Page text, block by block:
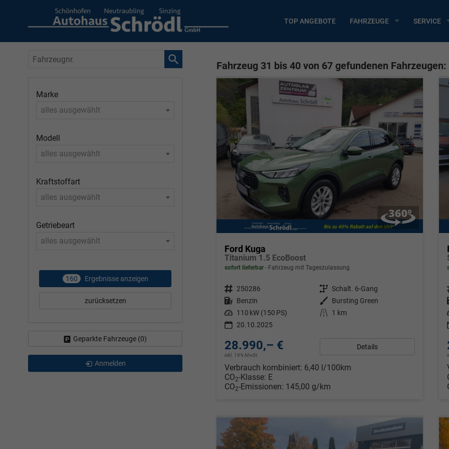
TOP ANGEBOTE FAHRZEUGE SERVICE
Fahrzeug 31 bis 40 von 67 gefundenen Fahrzeugen:
Ford Kuga
Titanium 1.5 EcoBoost
sofort lieferbar Fahrzeug mit Tageszulassung
Fahrzeugnr. 250286 Getriebe Schalt. 6-Gang
Kraftstoff Benzin Außenfarbe
Bursting Green
Leistung 110 kW (150 PS) Kilometerstand
1 km
20.10.2025
28.990,– €
inkl. 19% MwSt.
Details
Verbrauch kombiniert: 6,40 l/100km
CO2-Klasse: E
CO2-Emissionen: 145,00 g/km
Fahrzeugnr.
Marke
alles ausgewählt
Modell
alles ausgewählt
Kraftstoffart
alles ausgewählt
Getriebeart
alles ausgewählt
160 Ergebnisse anzeigen
zurücksetzen
Geparkte Fahrzeuge (0)
Anmelden